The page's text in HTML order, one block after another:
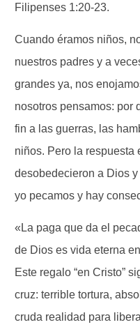
Filipenses 1:20-23.
Cuando éramos niños,
nuestros padres y a
grandes ya, nos
nosotros pensamos: por
fin a las guerras, las
niños. Pero la respuesta
desobedecieron a Dios
yo pecamos y hay
«La paga que da el
de Dios es vida eterna
Este regalo “en Cristo”
cruz: terrible tortura,
cruda realidad para